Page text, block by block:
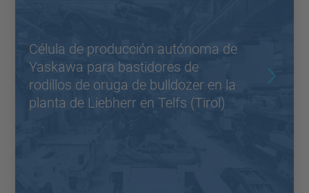
Célula de producción autónoma de
Yaskawa para bastidores de
rodillos de oruga de bulldozer en la
planta de Liebherr en Telfs (Tirol)